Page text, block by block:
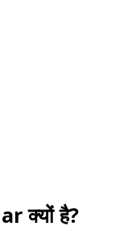
क्यों है?